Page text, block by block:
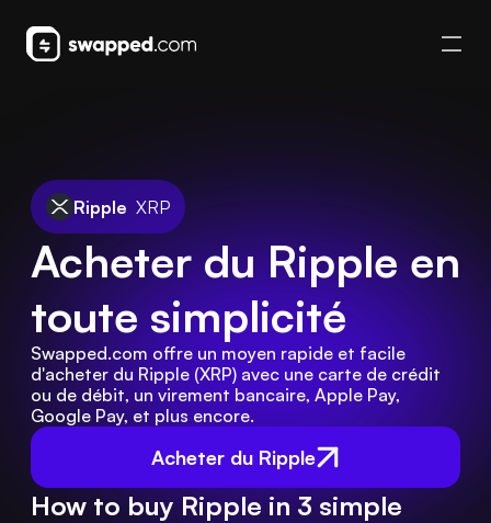
Ripple XRP
Acheter du Ripple en
toute simplicité
Acheter du Ripple
Swapped.com offre un moyen rapide et facile
d'acheter du Ripple (XRP) avec une carte de crédit
ou de débit, un virement bancaire, Apple Pay,
Google Pay, et plus encore.
How to buy Ripple in 3 simple